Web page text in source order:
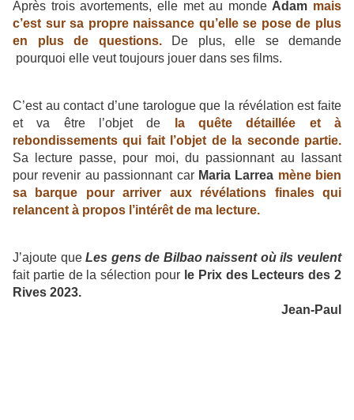
Après trois avortements, elle met au monde Adam mais
c’est sur sa propre naissance qu’elle se pose de plus
en plus de questions.
De plus, elle se demande
pourquoi elle veut toujours jouer dans ses films.
C’est au contact d’une tarologue que la révélation est faite
et va être l’objet de
la quête détaillée et à
rebondissements qui fait l’objet de la seconde partie.
Sa lecture passe, pour moi, du passionnant au lassant
pour revenir au passionnant car Maria Larrea mène bien
sa barque pour arriver aux révélations finales qui
relancent à propos l’intérêt de ma lecture.
J’ajoute queLes gens de Bilbao naissent où ils veulent
fait partie de la sélection pour le Prix des Lecteurs des 2
Rives 2023.
Jean-Paul